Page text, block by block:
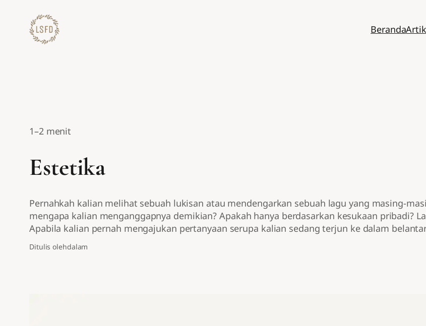
konten
Beranda
1–2 menit
Estetika
Pernahkah kalian melihat sebuah lukisan atau mendengarkan sebuah lagu yang masing-
mengapa kalian menganggapnya demikian? Apakah hanya berdasarkan kesukaan pribadi?
Apabila kalian pernah mengajukan pertanyaan serupa kalian sedang terjun ke dalam
Ditulis olehdalam